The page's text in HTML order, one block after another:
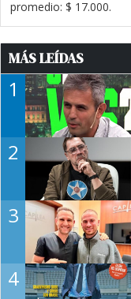
promedio: $ 17.000.
MÁS LEÍDAS
1
2
3
4